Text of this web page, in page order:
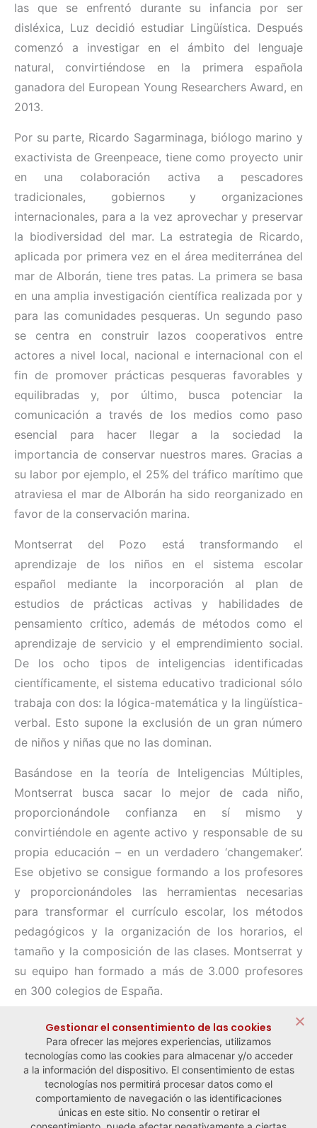
las que se enfrentó durante su infancia por ser
disléxica, Luz decidió estudiar Lingüística. Después
comenzó a investigar en el ámbito del lenguaje
natural, convirtiéndose en la primera española
ganadora del European Young Researchers Award, en
2013.
Por su parte, Ricardo Sagarminaga, biólogo marino y
exactivista de Greenpeace, tiene como proyecto unir
en una colaboración activa a pescadores
tradicionales, gobiernos y organizaciones
internacionales, para a la vez aprovechar y preservar
la biodiversidad del mar. La estrategia de Ricardo,
aplicada por primera vez en el área mediterránea del
mar de Alborán, tiene tres patas. La primera se basa
en una amplia investigación científica realizada por y
para las comunidades pesqueras. Un segundo paso
se centra en construir lazos cooperativos entre
actores a nivel local, nacional e internacional con el
fin de promover prácticas pesqueras favorables y
equilibradas y, por último, busca potenciar la
comunicación a través de los medios como paso
esencial para hacer llegar a la sociedad la
importancia de conservar nuestros mares. Gracias a
su labor por ejemplo, el 25% del tráfico marítimo que
atraviesa el mar de Alborán ha sido reorganizado en
favor de la conservación marina.
Montserrat del Pozo está transformando el
aprendizaje de los niños en el sistema escolar
español mediante la incorporación al plan de
estudios de prácticas activas y habilidades de
pensamiento crítico, además de métodos como el
aprendizaje de servicio y el emprendimiento social.
De los ocho tipos de inteligencias identificadas
científicamente, el sistema educativo tradicional sólo
trabaja con dos: la lógica-matemática y la lingüística-
verbal. Esto supone la exclusión de un gran número
de niños y niñas que no las dominan.
Basándose en la teoría de Inteligencias Múltiples,
Montserrat busca sacar lo mejor de cada niño,
proporcionándole confianza en sí mismo y
convirtiéndole en agente activo y responsable de su
propia educación – en un verdadero ‘changemaker’.
Ese objetivo se consigue formando a los profesores
y proporcionándoles las herramientas necesarias
para transformar el currículo escolar, los métodos
pedagógicos y la organización de los horarios, el
tamaño y la composición de las clases. Montserrat y
su equipo han formado a más de 3.000 profesores
en 300 colegios de España.
← Noticia anterior Noticia siguiente →
Gestionar el consentimiento de las cookies
Para ofrecer las mejores experiencias, utilizamos
tecnologías como las cookies para almacenar y/o acceder
a la información del dispositivo. El consentimiento de estas
tecnologías nos permitirá procesar datos como el
comportamiento de navegación o las identificaciones
únicas en este sitio. No consentir o retirar el